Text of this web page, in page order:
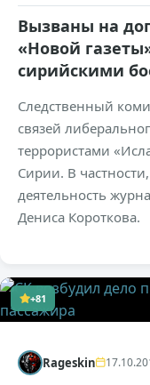
Вызваны на
«Новой
сирийскими
Следственный
связей
террористами
Сирии. В
деятельность
Дениса Короткова.
+81
Rageskin